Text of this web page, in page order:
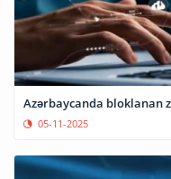
Azərbaycanda bloklanan
05-11-2025